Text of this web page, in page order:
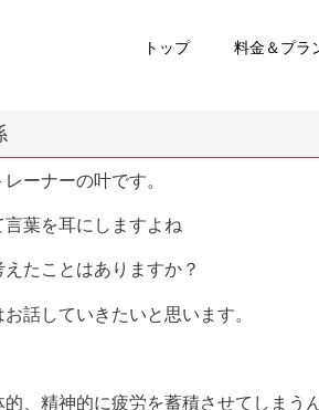
トップ 料金＆プラ
ーナーの叶です。
葉を耳にしますよね
たことはありますか？
話していきたいと思います。
、精神的に疲労を蓄積させてしまう